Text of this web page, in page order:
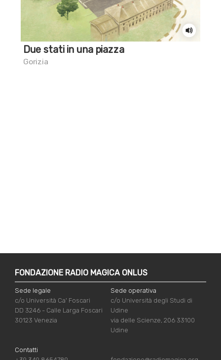
Due stati in una piazza
Gorizia
FONDAZIONE RADIO MAGICA ONLUS
Sede legale
c/o Università Ca' Foscari
DD 3246 - Calle Larga Foscari
30123 Venezia
Sede operativa
c/o Università degli Studi di
Udine
via delle Scienze, 206 33100
Udine
Contatti